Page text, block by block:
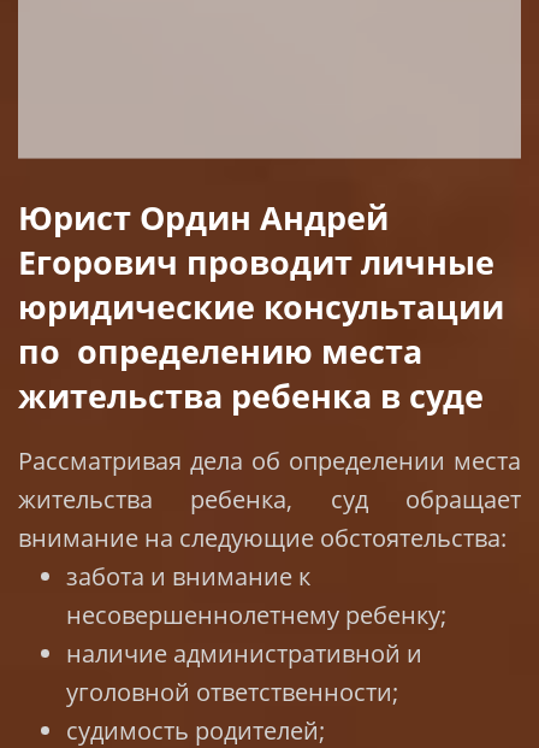
Юрист Ордин Андрей
Егорович проводит личные
юридические консультации
по определению места
жительства ребенка в суде
Рассматривая дела об определении места
жительства ребенка, суд обращает
внимание на следующие обстоятельства:
забота и внимание к
несовершеннолетнему ребенку;
наличие административной и
уголовной ответственности;
судимость родителей;